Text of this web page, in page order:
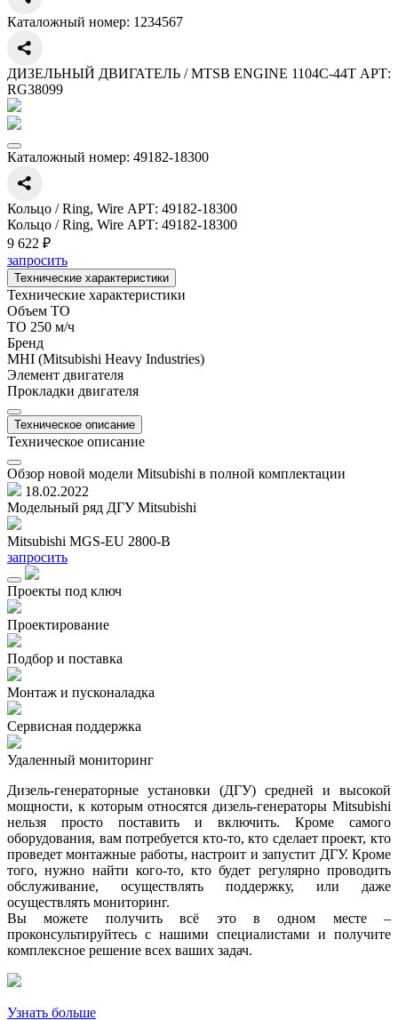
Каталожный номер: 1234567
ДИЗЕЛЬНЫЙ ДВИГАТЕЛЬ / MTSB ENGINE 1104C-44T АРТ:
RG38099
Каталожный номер: 49182-18300
Кольцо / Ring, Wire АРТ: 49182-18300
Кольцо / Ring, Wire АРТ: 49182-18300
9 622 ₽
запросить
Технические характеристики
Технические характеристики
Объем ТО
ТО 250 м/ч
Бренд
MHI (Mitsubishi Heavy Industries)
Элемент двигателя
Прокладки двигателя
Техническое описание
Техническое описание
Обзор новой модели Mitsubishi в полной комплектации
18.02.2022
Модельный ряд ДГУ Mitsubishi
Mitsubishi MGS-EU 2800-B
запросить
Проекты под ключ
Проектирование
Подбор и поставка
Монтаж и пусконаладка
Сервисная поддержка
Удаленный мониторинг
Дизель-генераторные установки (ДГУ) средней и высокой
мощности, к которым относятся дизель-генераторы Mitsubishi
нельзя просто поставить и включить. Кроме самого
оборудования, вам потребуется кто-то, кто сделает проект, кто
проведет монтажные работы, настроит и запустит ДГУ. Кроме
того, нужно найти кого-то, кто будет регулярно проводить
обслуживание, осуществлять поддержку, или даже
осуществлять мониторинг.
Вы можете получить всё это в одном месте –
проконсультируйтесь с нашими специалистами и получите
комплексное решение всех ваших задач.
Узнать больше